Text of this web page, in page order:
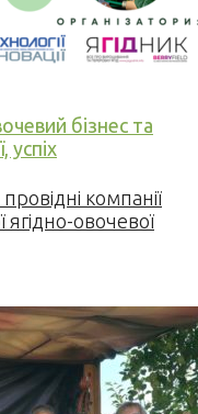
бізнес та
успіх
компанії
ягідно-овочевої